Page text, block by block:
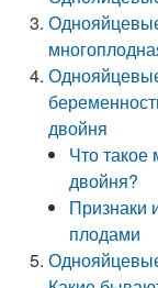
двойня
Что такое
двойня?
Признаки
плодами